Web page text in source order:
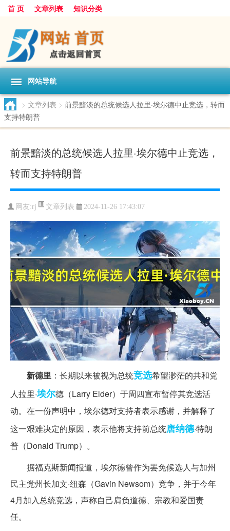
首 页 文章列表 知识分类
网站导航
> 文章列表 > 前景黯淡的总统候选人拉里·埃尔德中止竞选，转而
支持特朗普
前景黯淡的总统候选人拉里·埃尔德中止竞选，
转而支持特朗普
网友:rj 文章列表 2024-11-26 17:43:07
新德里 ：长期以来被视为总统竞选希望渺茫的共和党
人拉里·埃尔德（Larry Elder）于周四宣布暂停其竞选活
动。在一份声明中，埃尔德对支持者表示感谢，并解释了
这一艰难决定的原因，表示他将支持前总统唐纳德·特朗
普（Donald Trump）。
据福克斯新闻报道，埃尔德曾作为罢免候选人与加州
民主党州长加文·纽森（Gavin Newsom）竞争，并于今年
4月加入总统竞选，声称自己肩负道德、宗教和爱国责
任。